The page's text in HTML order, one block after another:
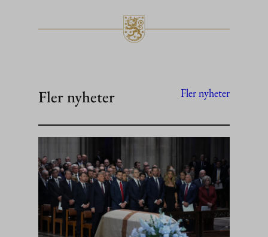
Fler nyheter Fler nyheter